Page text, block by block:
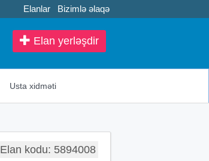
Elanlar Bizimlə əlaqə
Elan yerləşdir
Usta xidməti
Elan kodu: 5894008